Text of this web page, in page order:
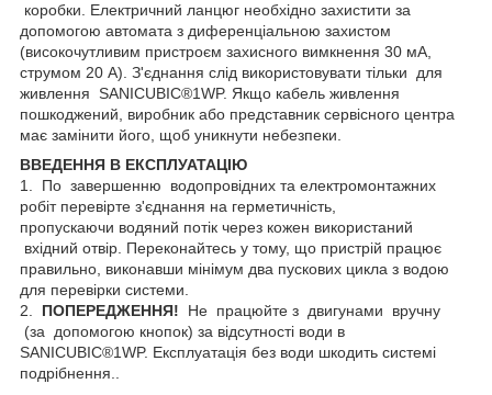
коробки. Електричний ланцюг необхідно захистити за
допомогою автомата з диференціальною захистом
(високочутливим пристроєм захисного вимкнення 30 мА,
струмом 20 А). З'єднання слід використовувати тільки для
живлення SANICUBIC®1WP. Якщо кабель живлення
пошкоджений, виробник або представник сервісного центра
має замінити його, щоб уникнути небезпеки.
ВВЕДЕННЯ В ЕКСПЛУАТАЦІЮ
1. По завершенню водопровідних та електромонтажних
робіт перевірте з'єднання на герметичність,
пропускаючи водяний потік через кожен використаний
вхідний отвір. Переконайтесь у тому, що пристрій працює
правильно, виконавши мінімум два пускових цикла з водою
для перевірки системи.
2. ПОПЕРЕДЖЕННЯ!
Не працюйте з двигунами вручну
(за допомогою кнопок) за відсутності води в
SANICUBIC®1WP. Експлуатація без води шкодить системі
подрібнення..